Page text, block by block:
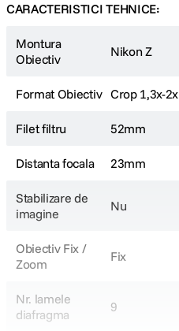
CARACTERISTICI TEHNICE:
Montura
Obiectiv
Nikon Z
Format Obiectiv Crop 1,3x-2x
Filet filtru 52mm
Distanta focala 23mm
Stabilizare de
imagine
Nu
Obiectiv Fix /
Zoom
Fix
Nr. lamele
diafragma
9